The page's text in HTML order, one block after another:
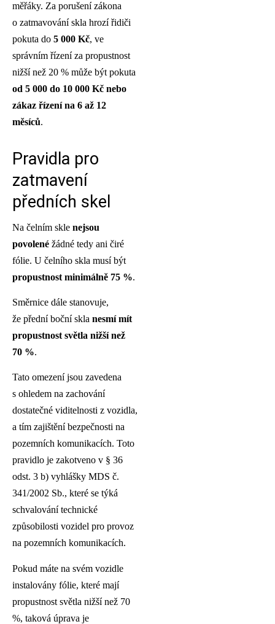
měřáky. Za porušení zákona
o zatmavování skla hrozí řidiči
pokuta do 5 000 Kč, ve
správním řízení za propustnost
nižší než 20 % může být pokuta
od 5 000 do 10 000 Kč nebo
zákaz řízení na 6 až 12
měsíců.
Pravidla pro
zatmavení
předních skel
Na čelním skle nejsou
povolené žádné tedy ani čiré
fólie. U čelního skla musí být
propustnost minimálně 75 %.
Směrnice dále stanovuje,
že přední boční skla nesmí mít
propustnost světla nižší než
70 %.
Tato omezení jsou zavedena
s ohledem na zachování
dostatečné viditelnosti z vozidla,
a tím zajištění bezpečnosti na
pozemních komunikacích. Toto
pravidlo je zakotveno v § 36
odst. 3 b) vyhlášky MDS č.
341/2002 Sb., které se týká
schvalování technické
způsobilosti vozidel pro provoz
na pozemních komunikacích.
Pokud máte na svém vozidle
instalovány fólie, které mají
propustnost světla nižší než 70
%, taková úprava je